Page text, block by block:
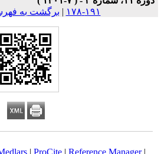
۱۹۱-۱۷۸
| برگشت به
Medlars |ProCite |Reference Manager